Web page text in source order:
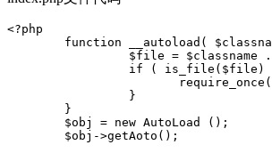
<?php
	$obj->getAoto();